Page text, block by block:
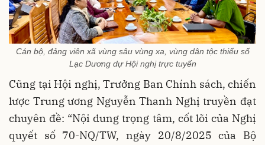
Cán bộ, đảng viên xã vùng sâu vùng xa, vùng dân tộc thiểu số
Lạc Dương dự Hội nghị trực tuyến
Cũng tại Hội nghị, Trưởng Ban Chính sách, chiến
lược Trung ương Nguyễn Thanh Nghị truyền đạt
chuyên đề: “Nội dung trọng tâm, cốt lõi của Nghị
quyết số 70-NQ/TW, ngày 20/8/2025 của Bộ